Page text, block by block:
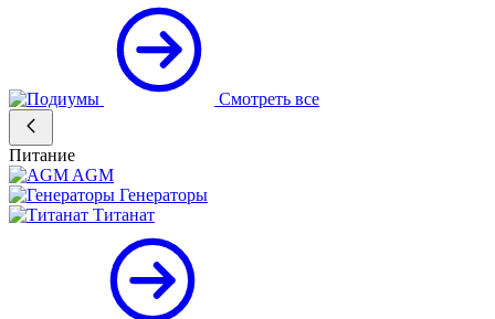
Смотреть все
Питание
AGM
Генераторы
Титанат